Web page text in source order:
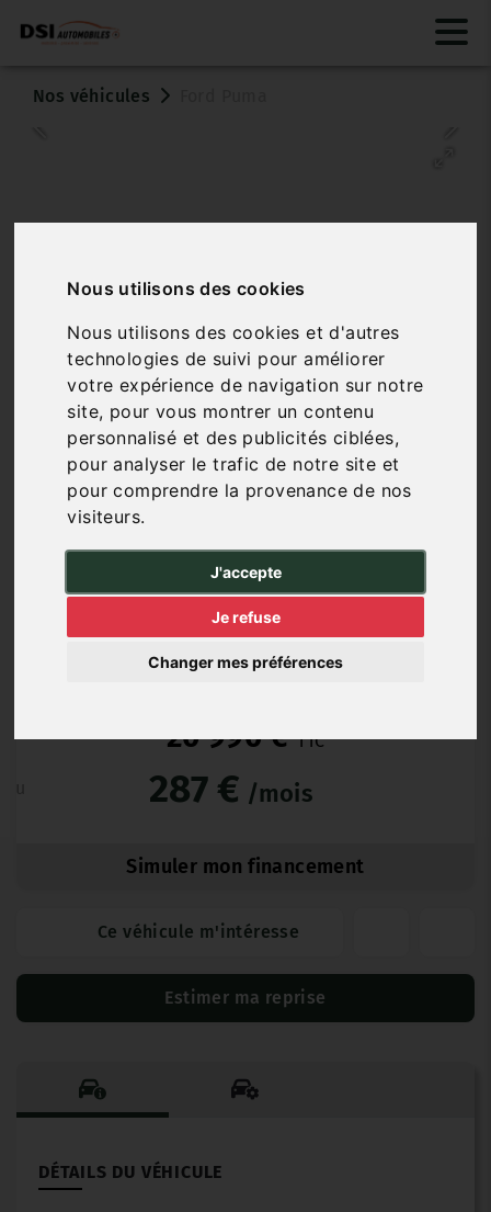
Nous utilisons des cookies
Nous utilisons des cookies et d'autres
technologies de suivi pour améliorer
votre expérience de navigation sur notre
site, pour vous montrer un contenu
personnalisé et des publicités ciblées,
pour analyser le trafic de notre site et
pour comprendre la provenance de nos
visiteurs.
J'accepte
Je refuse
Changer mes préférences
Nos véhicules
Véhicule vendu
FORD PUMA
1.0 ECOB HYB 155 MHEV PSHIFT ST-LINE
Réf. 4053546
Hybride
17 000 km
20 990 €TTC
287 € /mois
Simuler mon financement
Ce véhicule m'intéresse
Estimer ma reprise
DÉTAILS DU VÉHICULE